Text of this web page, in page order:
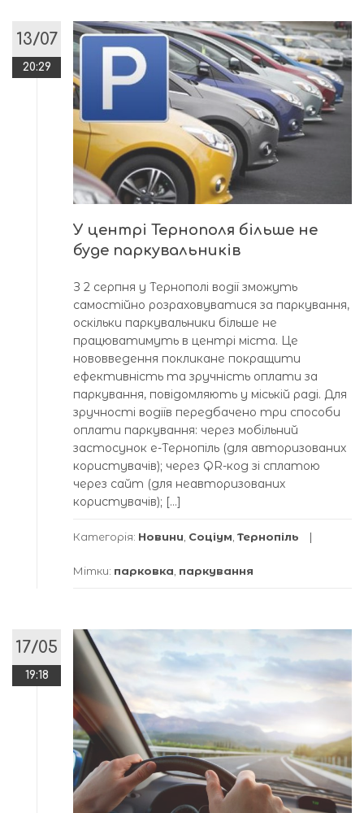
13/07
20:29
У центрі Тернополя більше не
буде паркувальників
З 2 серпня у Тернополі водії зможуть
самостійно розраховуватися за паркування,
оскільки паркувальники більше не
працюватимуть в центрі міста. Це
нововведення покликане покращити
ефективність та зручність оплати за
паркування, повідомляють у міській раді. Для
зручності водіїв передбачено три способи
оплати паркування: через мобільний
застосунок е-Тернопіль (для авторизованих
користувачів); через QR-код зі сплатою
через сайт (для неавторизованих
користувачів); […]
Категорія: Новини, Соціум, Тернопіль
Мітки: парковка, паркування
17/05
19:18